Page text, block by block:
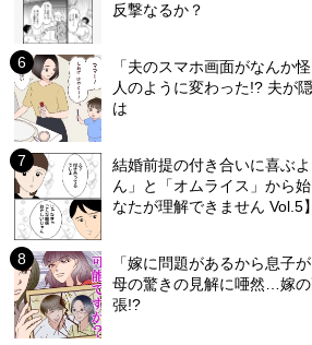
反撃なるか？
「夫のスマホ画面がなんか
人のように変わった!? 夫が
は
結婚前提の付き合いに喜ぶ
ん」と「オムライス」から
なたが理解できません Vol.5】
「嫁に問題があるから息子
母の驚きの見解に唖然…嫁
張!?